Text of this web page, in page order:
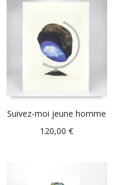
Suivez-moi jeune homme
120,00€